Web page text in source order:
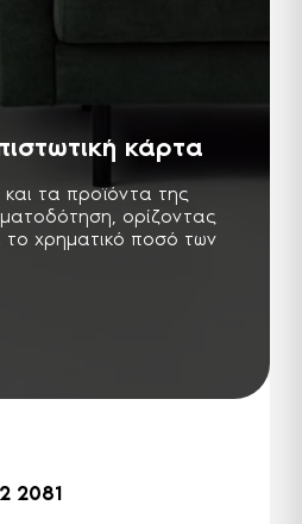
κάρτα
τα προϊόντα της
ορίζοντας
το χρηματικό ποσό των
2081